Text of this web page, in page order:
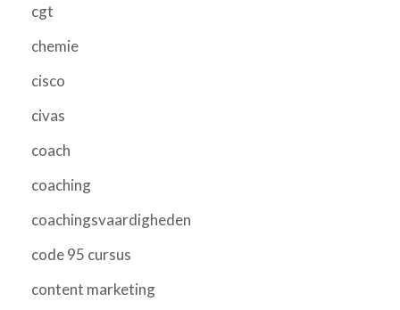
cgt
chemie
cisco
civas
coach
coaching
coachingsvaardigheden
code 95 cursus
content marketing